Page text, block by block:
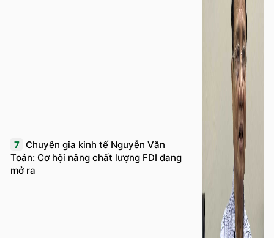
7 Chuyên gia kinh tế Nguyễn Văn
Toản: Cơ hội nâng chất lượng FDI đang
mở ra